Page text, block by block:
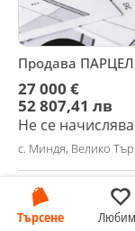
Търсене
Продава
27 000 €
52 807,41 лв
Не се
с. Миндя, Велико